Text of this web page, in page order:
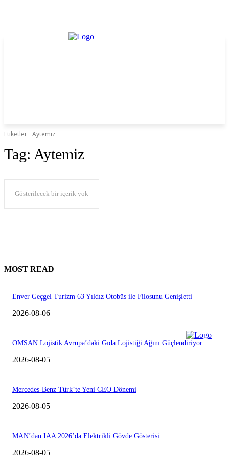
Etiketler Aytemiz
Tag: Aytemiz
Gösterilecek bir içerik yok
MOST READ
Enver Geçgel Turizm 63 Yıldız Otobüs ile Filosunu Genişletti
2026-08-06
OMSAN Lojistik Avrupa’daki Gıda Lojistiği Ağını Güçlendiriyor
2026-08-05
Mercedes-Benz Türk’te Yeni CEO Dönemi
2026-08-05
MAN’dan IAA 2026’da Elektrikli Gövde Gösterisi
2026-08-05